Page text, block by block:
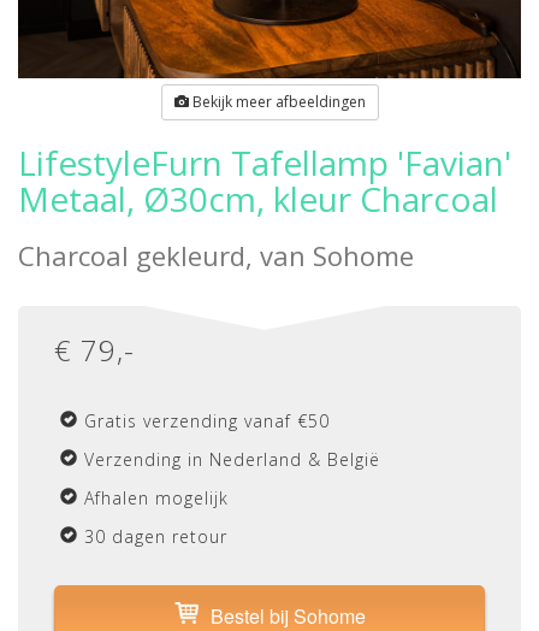
Bekijk meer afbeeldingen
LifestyleFurn Tafellamp 'Favian'
Metaal, Ø30cm, kleur Charcoal
Charcoal gekleurd, van Sohome
€ 79,-
Gratis verzending vanaf €50
Verzending in Nederland & België
Afhalen mogelijk
30 dagen retour
Bestel bij Sohome